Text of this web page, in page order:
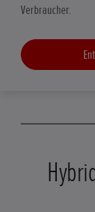
Verbraucher.